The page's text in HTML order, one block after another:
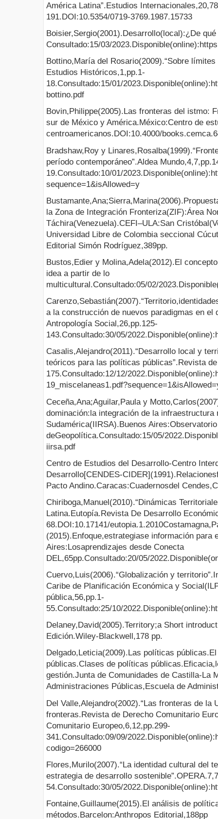
América Latina”.Estudios
191.DOI:10.5354/0719-3769.1987.15733
Boisier,Sergio(2001).Desarrollo(local):¿De
Consultado:15/03/
Bottino,María del Rosario(2009).“Sobre
Estudios Históricos,1,pp.1-
18.Consultado:15/01/
bottino.pdf
Bovin,Philippe(2005).Las fronteras del istmo:
sur de México y América.México:Centro de
centroamericanos.DOI:10.4000/
Bradshaw,Roy y
período contemporáneo”.Aldea
19.Consultado:10/01/
sequence=1&isAllowed=y
la Zona de Integración Fronteriza(ZIF):Área
Táchira(Venezuela).CEFI–ULA:San
Universidad Libre de Colombia seccional
Editorial Simón Rodríguez,389pp.
Bustos,Edier y Molina,Adela(2012).El
idea a partir de lo
multicultural.Consultado:05/02/
a la construcción de nuevos paradigmas en el
Antropología Social,26,pp.125-
143.Consultado:30/05/
Casalis,Alejandro(2011).“Desarrollo local y
teóricos para las políticas públicas”.Revista
175.Consultado:12/12/
Ceceña,Ana;Aguilar,Paula y
dominación:la integración de la infraestructura
Sudamérica(IIRSA).Buenos
deGeopolítica.Consultado:15/05/
iirsa.pdf
Centro de Estudios del Desarrollo-Centro
Desarrollo[CENDES-
Pacto Andino.Caracas:Cuadernosdel
Chiriboga,Manuel(2010).“Dinámicas
Latina.Eutopía.Revista De Desarrollo
68.DOI:10.17141/
(2015).Enfoque,estrategiase información para
Aires:Losaprendizajes desde Conecta
DEL,65pp.Consultado:20/05/
Cuervo,Luis(2006).“Globalización y
Caribe de Planificación Económica y
pública,56,pp.1-
55.Consultado:25/10/
Delaney,David(2005).Territory;a Short
Edición.Wiley-Blackwell,178 pp.
Delgado,Leticia(2009).Las políticas
públicas.Clases de políticas
gestión.Junta de Comunidades de Castilla-La
Administraciones Públicas,Escuela de
Del Valle,Alejandro(2002).“Las fronteras de la
fronteras.Revista de Derecho Comunitario
Comunitario Europeo,6,12,pp.299-
341.Consultado:09/09/
codigo=266000
Flores,Murilo(2007).“La identidad cultural del
estrategia de desarrollo
54.Consultado:30/05/
Fontaine,Guillaume(2015).El análisis de
métodos.Barcelon:Anthropos Editorial,188pp